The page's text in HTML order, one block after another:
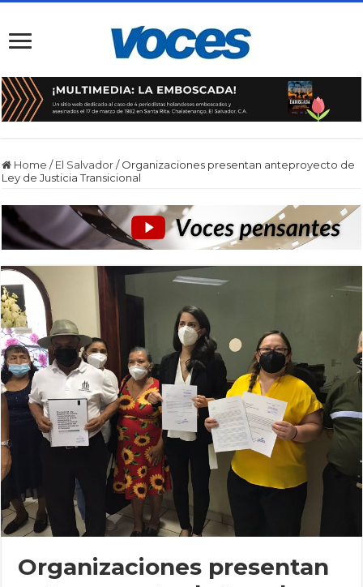
Home / El Salvador / Organizaciones presentan anteproyecto de
Ley de Justicia Transicional
Organizaciones presentan